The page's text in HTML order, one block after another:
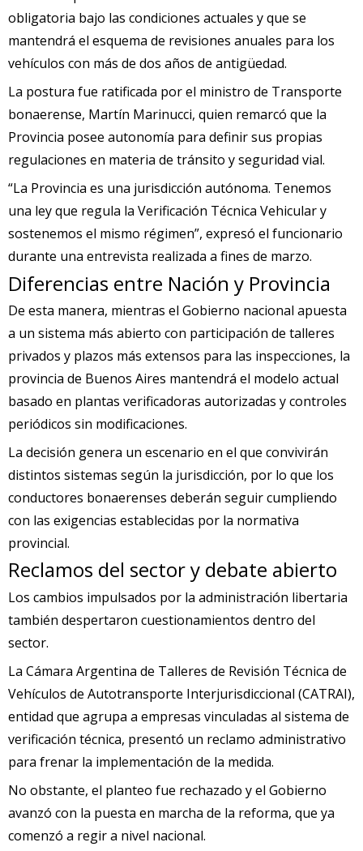
obligatoria bajo las condiciones actuales y que se
mantendrá el esquema de revisiones anuales para los
vehículos con más de dos años de antigüedad.
La postura fue ratificada por el ministro de Transporte
bonaerense, Martín Marinucci, quien remarcó que la
Provincia posee autonomía para definir sus propias
regulaciones en materia de tránsito y seguridad vial.
“La Provincia es una jurisdicción autónoma. Tenemos
una ley que regula la Verificación Técnica Vehicular y
sostenemos el mismo régimen”, expresó el funcionario
durante una entrevista realizada a fines de marzo.
Diferencias entre Nación y Provincia
De esta manera, mientras el Gobierno nacional apuesta
a un sistema más abierto con participación de talleres
privados y plazos más extensos para las inspecciones, la
provincia de Buenos Aires mantendrá el modelo actual
basado en plantas verificadoras autorizadas y controles
periódicos sin modificaciones.
La decisión genera un escenario en el que convivirán
distintos sistemas según la jurisdicción, por lo que los
conductores bonaerenses deberán seguir cumpliendo
con las exigencias establecidas por la normativa
provincial.
Reclamos del sector y debate abierto
Los cambios impulsados por la administración libertaria
también despertaron cuestionamientos dentro del
sector.
La Cámara Argentina de Talleres de Revisión Técnica de
Vehículos de Autotransporte Interjurisdiccional (CATRAI),
entidad que agrupa a empresas vinculadas al sistema de
verificación técnica, presentó un reclamo administrativo
para frenar la implementación de la medida.
No obstante, el planteo fue rechazado y el Gobierno
avanzó con la puesta en marcha de la reforma, que ya
comenzó a regir a nivel nacional.